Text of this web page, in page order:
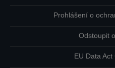
Prohlášení o
Odstoupit
EU Data